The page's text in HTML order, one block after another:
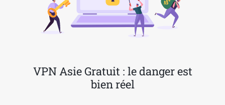
VPN Asie Gratuit : le danger est
bien réel